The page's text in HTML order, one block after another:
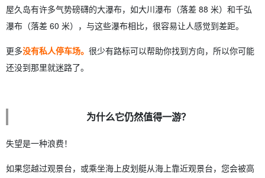
屋久岛有许多气势磅礴的大瀑布，如大川瀑布（落差 88 米）和千弘
瀑布（落差 60 米），与这些瀑布相比，很容易让人感觉到差距。
更多没有私人停车场。 很少有路标可以帮助你找到方向，所以你可能
还没到那里就迷路了。
为什么它仍然值得一游？
失望是一种浪费！
如果您越过观景台，或乘坐海上皮划艇从海上靠近观景台，您会被高